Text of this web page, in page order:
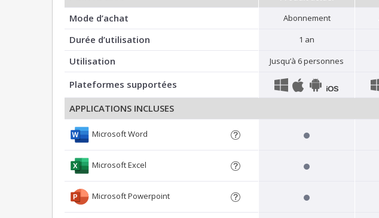
Mode d’achat Abonnement
Durée d’utilisation 1 an
Utilisation Jusqu’à 6 personnes
Plateformes supportées
APPLICATIONS INCLUSES
Microsoft Word
Microsoft Excel
Microsoft Powerpoint